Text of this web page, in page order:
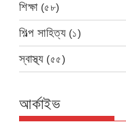
শিক্ষা(৫৮)
শিল্প সাহিত্য(১)
স্বাস্থ্য(৫৫)
আর্কাইভ